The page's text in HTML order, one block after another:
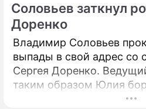
Соловьев заткнул
Доренко
Владимир Соловьев
выпады в свой адрес со
Сергея Доренко.
таким образом Юлия